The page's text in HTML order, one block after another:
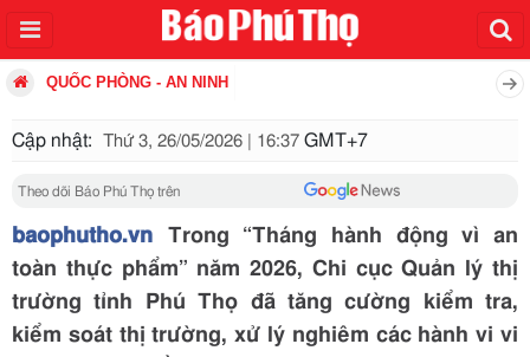
QUỐC PHÒNG - AN NINH
Cập nhật: Thứ 3, 26/05/2026 | 16:37 GMT+7
Theo dõi Báo Phú Thọ trên
baophutho.vn Trong “Tháng hành động vì an
toàn thực phẩm” năm 2026, Chi cục Quản lý thị
trường tỉnh Phú Thọ đã tăng cường kiểm tra,
kiểm soát thị trường, xử lý nghiêm các hành vi vi